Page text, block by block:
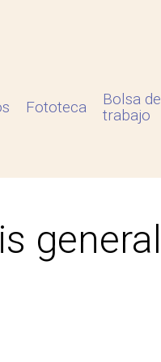
Fototeca
Bolsa de
trabajo
general